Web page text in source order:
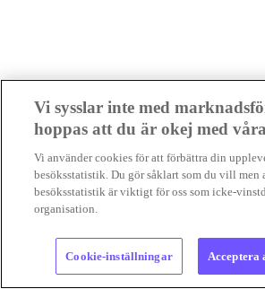
Vi sysslar inte med
hoppas att du är okej med
Vi använder cookies för att förbättra din
besöksstatistik. Du gör såklart som du vill men
besöksstatistik är viktigt för oss som icke-
organisation.
Cookie-inställningar Acceptera